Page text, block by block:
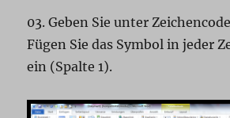
03. Geben Sie unter
Fügen Sie das Symbol in jeder
ein (Spalte 1).